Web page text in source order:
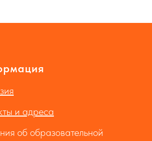
и адреса
об образовательной